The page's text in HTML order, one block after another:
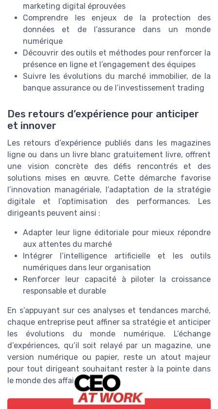
marketing digital éprouvées
Comprendre les enjeux de la protection des
données et de l’assurance dans un monde
numérique
Découvrir des outils et méthodes pour renforcer la
présence en ligne et l’engagement des équipes
Suivre les évolutions du marché immobilier, de la
banque assurance ou de l’investissement trading
Des retours d’expérience pour anticiper
et innover
Les retours d’expérience publiés dans les magazines
ligne ou dans un livre blanc gratuitement livre, offrent
une vision concrète des défis rencontrés et des
solutions mises en œuvre. Cette démarche favorise
l’innovation managériale, l’adaptation de la stratégie
digitale et l’optimisation des performances. Les
dirigeants peuvent ainsi :
Adapter leur ligne éditoriale pour mieux répondre
aux attentes du marché
Intégrer l’intelligence artificielle et les outils
numériques dans leur organisation
Renforcer leur capacité à piloter la croissance
responsable et durable
En s’appuyant sur ces analyses et tendances marché,
chaque entreprise peut affiner sa stratégie et anticiper
les évolutions du monde numérique. L’échange
d’expériences, qu’il soit relayé par un magazine, une
version numérique ou papier, reste un atout majeur
pour tout dirigeant souhaitant rester à la pointe dans
le monde des affaires.